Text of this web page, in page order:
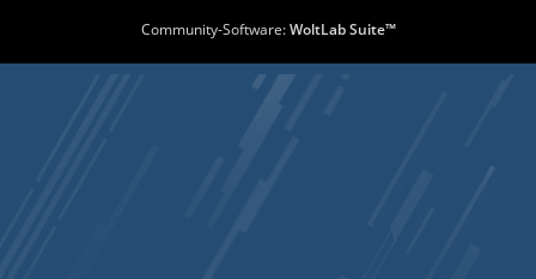
Community-Software:WoltLab Suite™